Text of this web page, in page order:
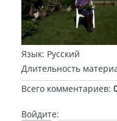
Язык: Русский
Длительность
Всего комментариев:
Войдите: